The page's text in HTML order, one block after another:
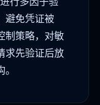
避免凭证被
制策略，对敏
求先验证后放